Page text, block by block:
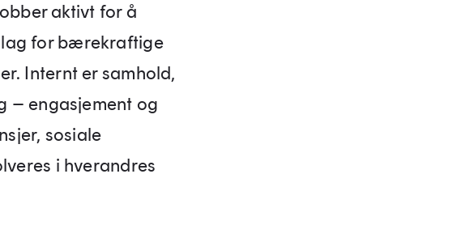
aktivt for å
for bærekraftige
Internt er samhold,
– engasjement og
sosiale
i hverandres